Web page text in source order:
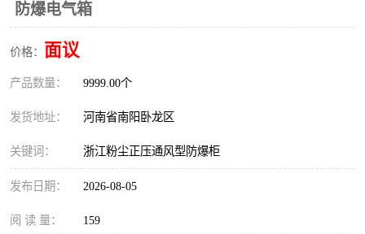
防爆电气箱
价格： 面议
产品数量： 9999.00个
发货地址： 河南省南阳卧龙区
关键词： 浙江粉尘正压通风型防爆柜
发布日期： 2026-08-05
阅 读 量： 159